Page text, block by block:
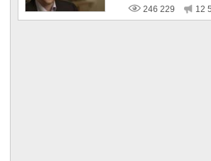
Эдварда Сноудена
246 229 12